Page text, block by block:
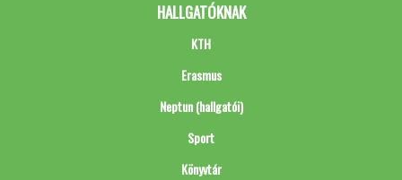
HALLGATÓKNAK
KTH
Erasmus
Neptun (hallgatói)
Sport
Könyvtár